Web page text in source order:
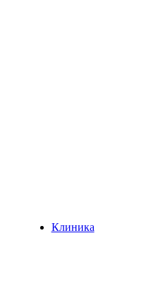
Клиника